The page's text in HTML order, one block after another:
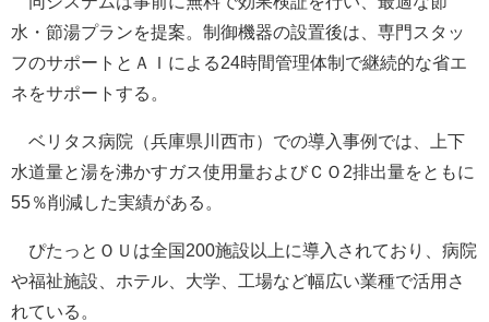
水・節湯プランを提案。制御機器の設置後は、専門スタッ
フのサポートとＡＩによる24時間管理体制で継続的な省エ
ネをサポートする。
ベリタス病院（兵庫県川西市）での導入事例では、上下
水道量と湯を沸かすガス使用量およびＣＯ2排出量をともに
55％削減した実績がある。
ぴたっとＯＵは全国200施設以上に導入されており、病院
や福祉施設、ホテル、大学、工場など幅広い業種で活用さ
れている。